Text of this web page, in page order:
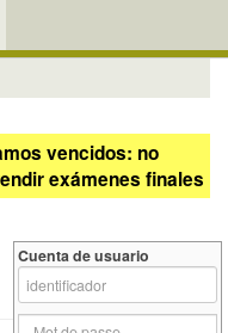
vencidos: no
exámenes finales
Cuenta de usuario